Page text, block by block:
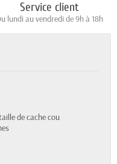
Service client
lundi au vendredi de 9h à 18h
de cache cou